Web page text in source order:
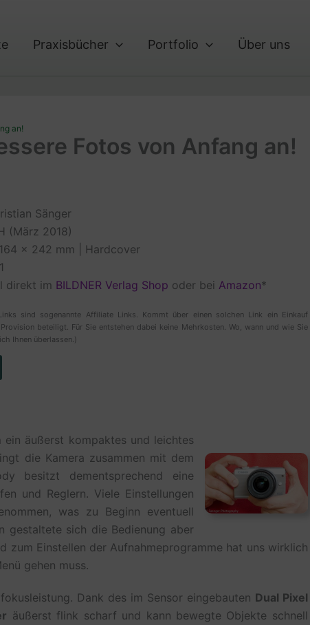
Praxisbücher Portfolio Über uns
an!
Fotos von Anfang an!
Sänger
(März 2018)
164 x 242 mm | Hardcover
direkt im BILDNER Verlag Shop oder bei Amazon*
sind sogenannte Affiliate Links. Kommt über einen solchen Link ein Einkauf
beteiligt. Für Sie entstehen dabei keine Mehrkosten. Wo, wann und wie Sie
Ihnen überlassen.)
ein äußerst kompaktes und leichtes
die Kamera zusammen mit dem
besitzt dementsprechend eine
und Reglern. Viele Einstellungen
was zu Beginn eventuell
gestaltete sich die Bedienung aber
zum Einstellen der Aufnahmeprogramme hat uns wirklich
gehen muss.
Dank des im Sensor eingebauten Dual Pixel
äußerst flink scharf und kann bewegte Objekte schnell